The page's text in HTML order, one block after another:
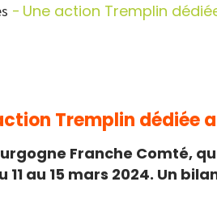
Une action Tremplin
Tremplin dédiée
Franche Comté,
11 au 15 mars 2024. Un